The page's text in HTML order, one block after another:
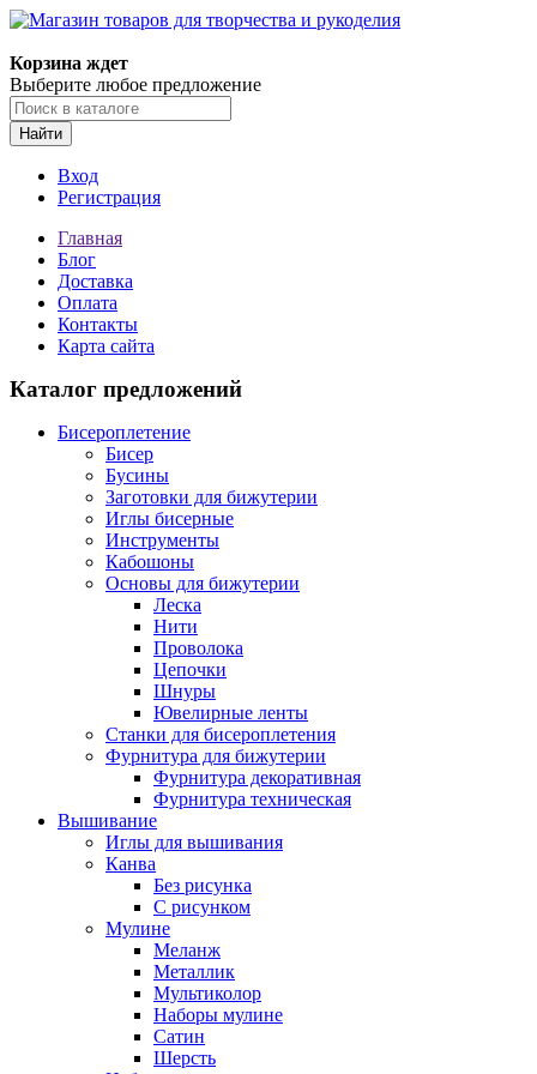
Корзина ждет
Выберите любое предложение
Найти
Вход
Регистрация
Главная
Блог
Доставка
Оплата
Контакты
Карта сайта
Каталог предложений
Бисероплетение
Бисер
Бусины
Заготовки для бижутерии
Иглы бисерные
Инструменты
Кабошоны
Основы для бижутерии
Леска
Нити
Проволока
Цепочки
Шнуры
Ювелирные ленты
Станки для бисероплетения
Фурнитура для бижутерии
Фурнитура декоративная
Фурнитура техническая
Вышивание
Иглы для вышивания
Канва
Без рисунка
С рисунком
Мулине
Меланж
Металлик
Мультиколор
Наборы мулине
Сатин
Шерсть